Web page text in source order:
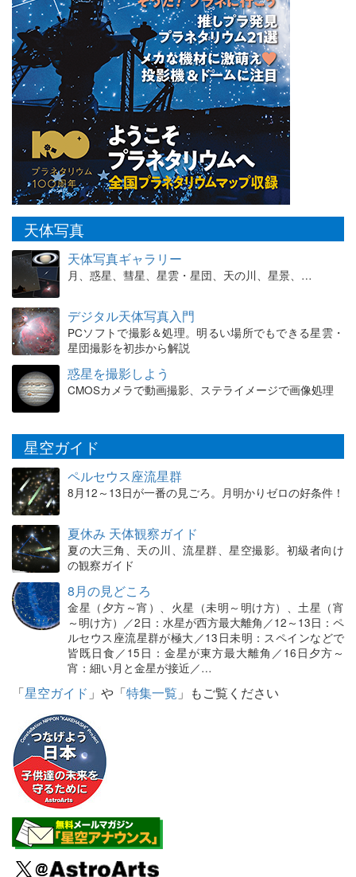
天体写真
天体写真ギャラリー
月、惑星、彗星、星雲・星団、天の川、星景、…
デジタル天体写真入門
PCソフトで撮影＆処理。明るい場所でもできる星雲・
星団撮影を初歩から解説
惑星を撮影しよう
CMOSカメラで動画撮影、ステライメージで画像処理
星空ガイド
ペルセウス座流星群
8月12～13日が一番の見ごろ。月明かりゼロの好条件！
夏休み 天体観察ガイド
夏の大三角、天の川、流星群、星空撮影。初級者向け
の観察ガイド
8月の見どころ
金星（夕方～宵）、火星（未明～明け方）、土星（宵
～明け方）／2日：水星が西方最大離角／12～13日：ペ
ルセウス座流星群が極大／13日未明：スペインなどで
皆既日食／15日：金星が東方最大離角／16日夕方～
宵：細い月と金星が接近／…
「星空ガイド 」や「特集一覧 」もご覧ください